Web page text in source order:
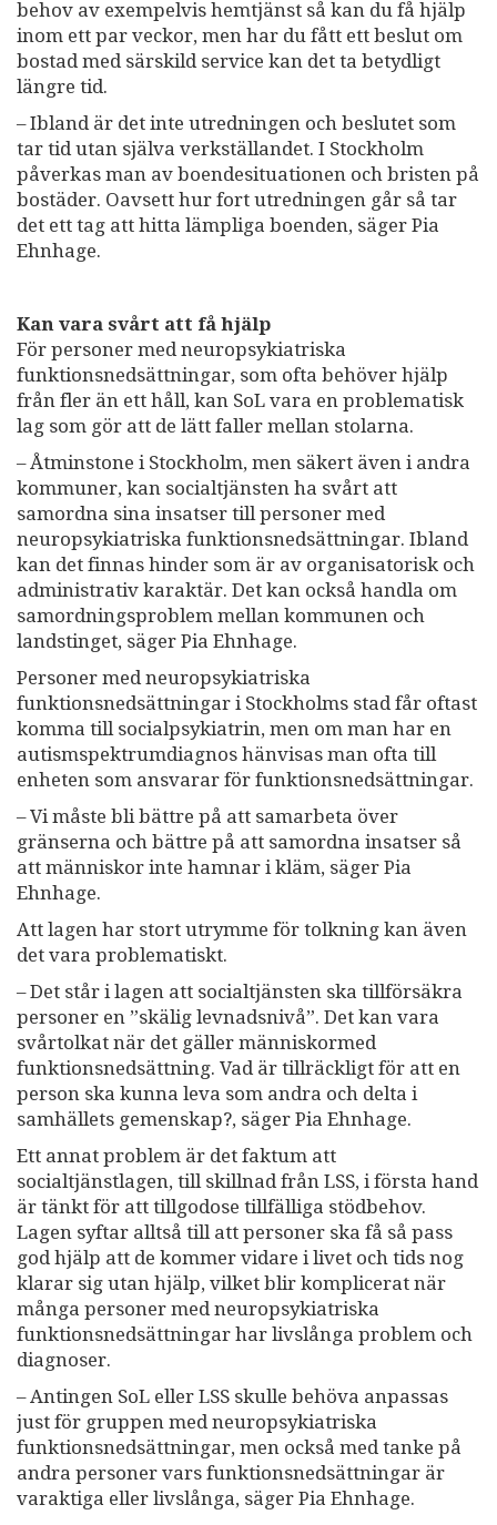
behov av exempelvis hemtjänst så kan du få hjälp
inom ett par veckor, men har du fått ett beslut om
bostad med särskild service kan det ta betydligt
längre tid.
– Ibland är det inte utredningen och beslutet som
tar tid utan själva verkställandet. I Stockholm
påverkas man av boendesituationen och bristen på
bostäder. Oavsett hur fort utredningen går så tar
det ett tag att hitta lämpliga boenden, säger Pia
Ehnhage.
Kan vara svårt att få hjälp
För personer med neuropsykiatriska
funktionsnedsättningar, som ofta behöver hjälp
från fler än ett håll, kan SoL vara en problematisk
lag som gör att de lätt faller mellan stolarna.
– Åtminstone i Stockholm, men säkert även i andra
kommuner, kan socialtjänsten ha svårt att
samordna sina insatser till personer med
neuropsykiatriska funktionsnedsättningar. Ibland
kan det finnas hinder som är av organisatorisk och
administrativ karaktär. Det kan också handla om
samordningsproblem mellan kommunen och
landstinget, säger Pia Ehnhage.
Personer med neuropsykiatriska
funktionsnedsättningar i Stockholms stad får oftast
komma till socialpsykiatrin, men om man har en
autismspektrumdiagnos hänvisas man ofta till
enheten som ansvarar för funktionsnedsättningar.
– Vi måste bli bättre på att samarbeta över
gränserna och bättre på att samordna insatser så
att människor inte hamnar i kläm, säger Pia
Ehnhage.
Att lagen har stort utrymme för tolkning kan även
det vara problematiskt.
– Det står i lagen att socialtjänsten ska tillförsäkra
personer en ”skälig levnadsnivå”. Det kan vara
svårtolkat när det gäller människormed
funktionsnedsättning. Vad är tillräckligt för att en
person ska kunna leva som andra och delta i
samhällets gemenskap?, säger Pia Ehnhage.
Ett annat problem är det faktum att
socialtjänstlagen, till skillnad från LSS, i första hand
är tänkt för att tillgodose tillfälliga stödbehov.
Lagen syftar alltså till att personer ska få så pass
god hjälp att de kommer vidare i livet och tids nog
klarar sig utan hjälp, vilket blir komplicerat när
många personer med neuropsykiatriska
funktionsnedsättningar har livslånga problem och
diagnoser.
– Antingen SoL eller LSS skulle behöva anpassas
just för gruppen med neuropsykiatriska
funktionsnedsättningar, men också med tanke på
andra personer vars funktionsnedsättningar är
varaktiga eller livslånga, säger Pia Ehnhage.